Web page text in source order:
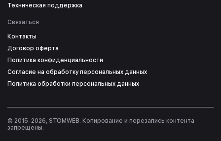
Техническая поддержка
Связаться
Контакты
Договор оферта
Политика конфиденциальности
Согласие на обработку персональных данных
Политика обработки персональных данных
© 2015-2026, STOMWEB. Копирование и перезапись контента
запрещены.